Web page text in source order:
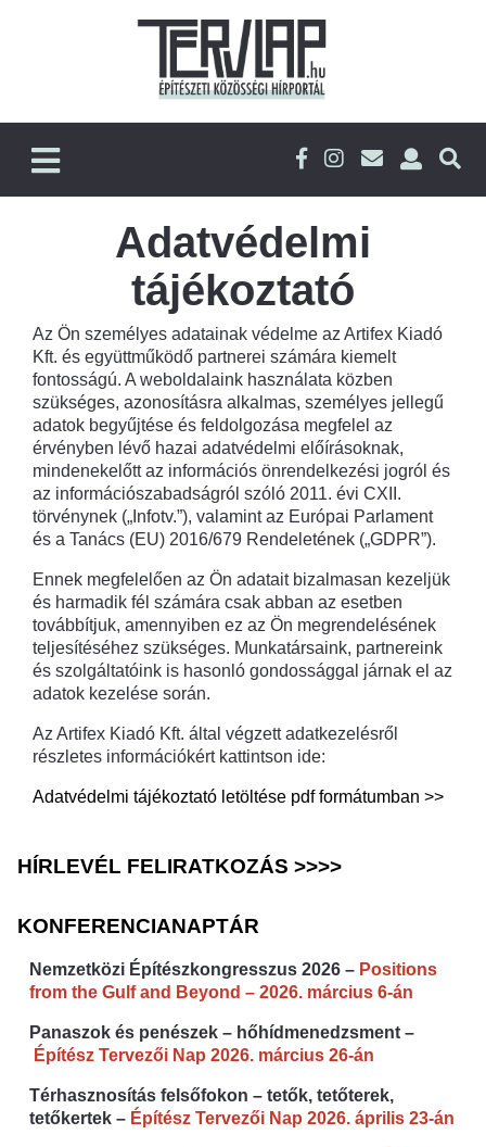
Adatvédelmi
tájékoztató
Az Ön személyes adatainak védelme az Artifex Kiadó
Kft. és együttműködő partnerei számára kiemelt
fontosságú. A weboldalaink használata közben
szükséges, azonosításra alkalmas, személyes jellegű
adatok begyűjtése és feldolgozása megfelel az
érvényben lévő hazai adatvédelmi előírásoknak,
mindenekelőtt az információs önrendelkezési jogról és
az információszabadságról szóló 2011. évi CXII.
törvénynek („Infotv.”), valamint az Európai Parlament
és a Tanács (EU) 2016/679 Rendeletének („GDPR”).
Ennek megfelelően az Ön adatait bizalmasan kezeljük
és harmadik fél számára csak abban az esetben
továbbítjuk, amennyiben ez az Ön megrendelésének
teljesítéséhez szükséges. Munkatársaink, partnereink
és szolgáltatóink is hasonló gondossággal járnak el az
adatok kezelése során.
Az Artifex Kiadó Kft. által végzett adatkezelésről
részletes információkért kattintson ide:
Adatvédelmi tájékoztató letöltése pdf formátumban >>
HÍRLEVÉL FELIRATKOZÁS >>>>
KONFERENCIANAPTÁR
Nemzetközi Építészkongresszus 2026 – Positions
from the Gulf and Beyond – 2026. március 6-án
Panaszok és penészek – hőhídmenedzsment –
Építész Tervezői Nap 2026. március 26-án
Térhasznosítás felsőfokon – tetők, tetőterek,
tetőkertek – Építész Tervezői Nap 2026. április 23-án